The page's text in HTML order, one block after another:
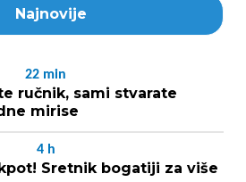
Najnovije
22 min
ručnik, sami stvarate
mirise
4 h
Sretnik bogatiji za više